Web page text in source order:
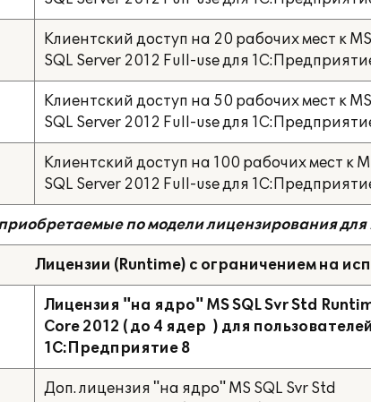
Клиентский доступ на 20 рабочих мест к MS
SQL Server 2012 Full-use для
Клиентский доступ на 50 рабочих мест к MS
SQL Server 2012 Full-use для
Клиентский доступ на 100 рабочих мест к
SQL Server 2012 Full-use для
по модели лицензирования для
Лицензии (Runtime) с ограничением на
Лицензия "на ядро" MS SQL Svr Std
Core 2012 ( до 4 ядер ) для пользователей
1С:Предприятие 8
Доп. лицензия "на ядро" MS SQL Svr Std